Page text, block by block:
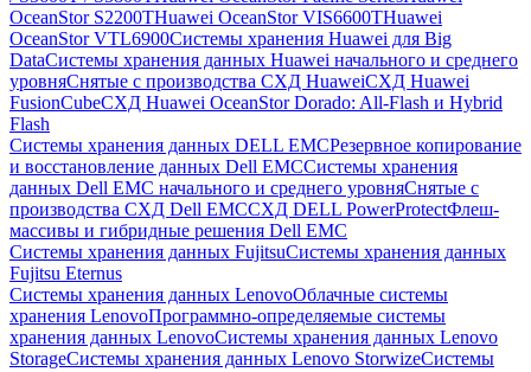
OceanStor S2200THuawei OceanStor VIS6600THuawei
OceanStor VTL6900Системы хранения Huawei для Big
DataСистемы хранения данных Huawei начального и среднего
уровняСнятые с производства СХД HuaweiСХД Huawei
FusionCubeСХД Huawei OceanStor Dorado: All-Flash и Hybrid
Flash
Системы хранения данных DELL EMCРезервное копирование
и восстановление данных Dell EMCСистемы хранения
данных Dell EMC начального и среднего уровняСнятые с
производства СХД Dell EMCСХД DELL PowerProtectФлеш-
массивы и гибридные решения Dell EMC
Системы хранения данных FujitsuСистемы хранения данных
Fujitsu Eternus
Системы хранения данных LenovoОблачные системы
хранения LenovoПрограммно-определяемые системы
хранения данных LenovoСистемы хранения данных Lenovo
StorageСистемы хранения данных Lenovo StorwizeСистемы